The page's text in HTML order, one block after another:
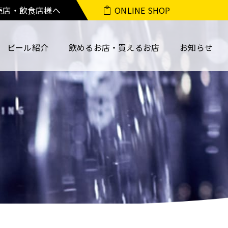
ビール紹介 飲めるお店・買えるお店 お知らせ
店・飲食店様へ ONLINE SHOP